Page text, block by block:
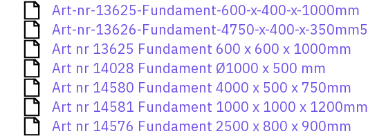
Art-nr-13625-Fundament-600-x-400-x-1000mm
Art-nr-13626-Fundament-4750-x-400-x-350mm5
Art nr 13625 Fundament 600 x 600 x 1000mm
Art nr 14028 Fundament Ø1000 x 500 mm
Art nr 14580 Fundament 4000 x 500 x 750mm
Art nr 14581 Fundament 1000 x 1000 x 1200mm
Art nr 14576 Fundament 2500 x 800 x 900mm